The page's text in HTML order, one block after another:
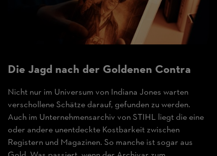
Die Jagd nach der Goldenen Contra
Nicht nur im Universum von Indiana Jones warten
verschollene Schätze darauf, gefunden zu werden.
Auch im Unternehmensarchiv von STIHL liegt die eine
oder andere unentdeckte Kostbarkeit zwischen
Registern und Magazinen. So manche ist sogar aus